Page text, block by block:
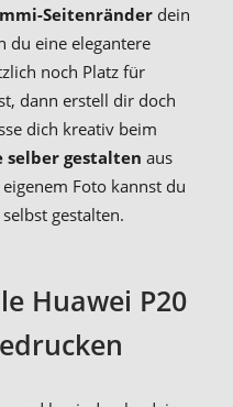
Seitenränder dein
du eine elegantere
noch Platz für
dann erstell dir doch
dich kreativ beim
selber gestalten aus
Foto kannst du
gestalten.
Huawei P20